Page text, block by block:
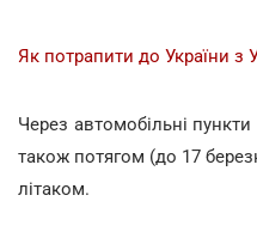
Як потрапити до України з
Через автомобільні пункти
також потягом (до 17
літаком.